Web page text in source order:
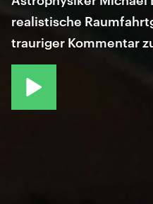
realistische
trauriger Kommentar